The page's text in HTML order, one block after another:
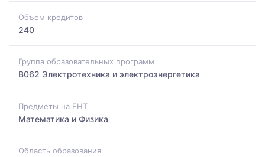
Объем кредитов
240
Группа образовательных программ
B062 Электротехника и электроэнергетика
Предметы на ЕНТ
Математика и Физика
Область образования